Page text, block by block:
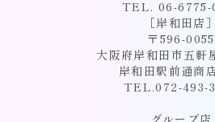
TEL. 06-6775-
［岸和田店］
〒596-0055
大阪府岸和田市五軒
岸和田駅前通商
TEL.072-493-